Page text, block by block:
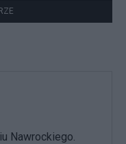
Nawrockiego.